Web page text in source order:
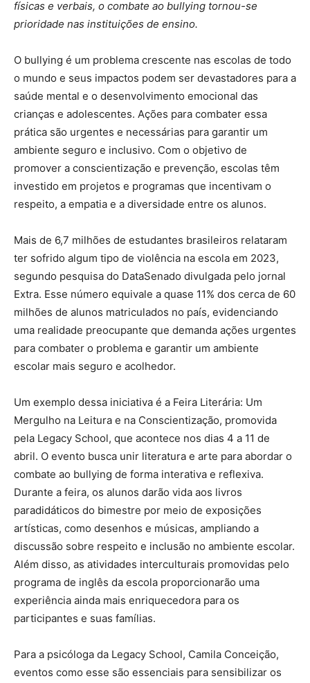
físicas e verbais, o combate ao bullying tornou-se
prioridade nas instituições de ensino.
O bullying é um problema crescente nas escolas de todo
o mundo e seus impactos podem ser devastadores para a
saúde mental e o desenvolvimento emocional das
crianças e adolescentes. Ações para combater essa
prática são urgentes e necessárias para garantir um
ambiente seguro e inclusivo. Com o objetivo de
promover a conscientização e prevenção, escolas têm
investido em projetos e programas que incentivam o
respeito, a empatia e a diversidade entre os alunos.
Mais de 6,7 milhões de estudantes brasileiros relataram
ter sofrido algum tipo de violência na escola em 2023,
segundo pesquisa do DataSenado divulgada pelo jornal
Extra. Esse número equivale a quase 11% dos cerca de 60
milhões de alunos matriculados no país, evidenciando
uma realidade preocupante que demanda ações urgentes
para combater o problema e garantir um ambiente
escolar mais seguro e acolhedor.
Um exemplo dessa iniciativa é a Feira Literária: Um
Mergulho na Leitura e na Conscientização, promovida
pela Legacy School, que acontece nos dias 4 a 11 de
abril. O evento busca unir literatura e arte para abordar o
combate ao bullying de forma interativa e reflexiva.
Durante a feira, os alunos darão vida aos livros
paradidáticos do bimestre por meio de exposições
artísticas, como desenhos e músicas, ampliando a
discussão sobre respeito e inclusão no ambiente escolar.
Além disso, as atividades interculturais promovidas pelo
programa de inglês da escola proporcionarão uma
experiência ainda mais enriquecedora para os
participantes e suas famílias.
Para a psicóloga da Legacy School, Camila Conceição,
eventos como esse são essenciais para sensibilizar os